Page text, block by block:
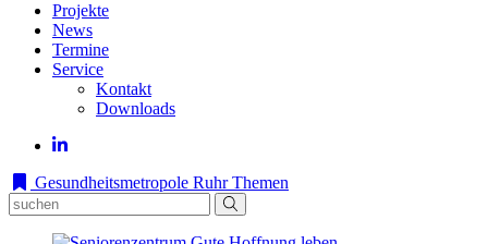
Projekte
News
Termine
Service
Kontakt
Downloads
Gesundheitsmetropole Ruhr Themen